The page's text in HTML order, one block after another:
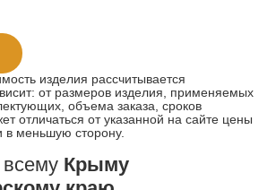
изделия рассчитывается
от размеров изделия, применяемых
объема заказа, сроков
отличаться от указанной на сайте цены
в меньшую сторону.
Крыму